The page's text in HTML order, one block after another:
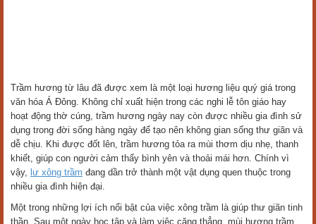
Trầm hương từ lâu đã được xem là một loại hương liệu quý giá trong
văn hóa Á Đông. Không chỉ xuất hiện trong các nghi lễ tôn giáo hay
hoạt động thờ cúng, trầm hương ngày nay còn được nhiều gia đình sử
dụng trong đời sống hàng ngày để tạo nên không gian sống thư giãn và
dễ chịu. Khi được đốt lên, trầm hương tỏa ra mùi thơm dịu nhẹ, thanh
khiết, giúp con người cảm thấy bình yên và thoải mái hơn. Chính vì
vậy, lư xông trầm đang dần trở thành một vật dụng quen thuộc trong
nhiều gia đình hiện đại.
Một trong những lợi ích nổi bật của việc xông trầm là giúp thư giãn tinh
thần. Sau một ngày học tập và làm việc căng thẳng, mùi hương trầm